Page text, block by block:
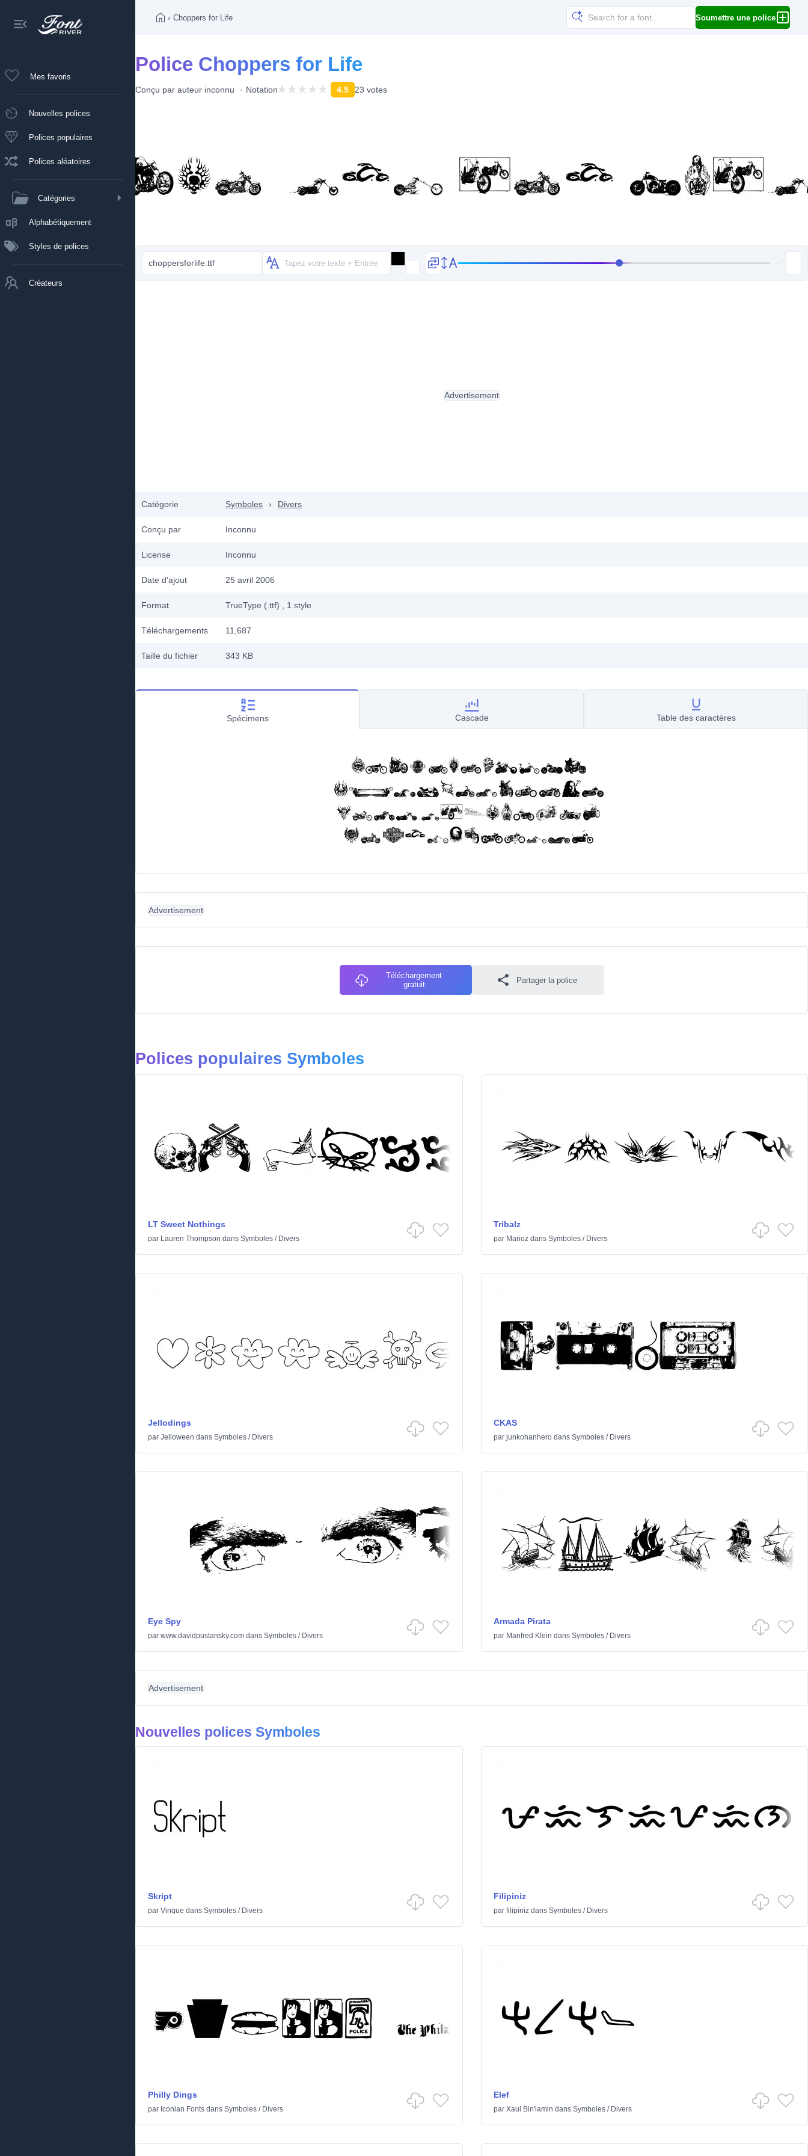
Mes favoris
Nouvelles polices
Polices populaires
Polices aléatoires
Catégories
Alphabétiquement
Styles de polices
Créateurs
› Choppers for Life Soumettre une police
Police Choppers for Life
Conçu par auteur inconnu Notation 4.5 23 votes
choppersforlife.ttf
Catégorie Symboles › Divers
Conçu par Inconnu
License Inconnu
Date d'ajout 25 avril 2006
Format TrueType (.ttf) , 1 style
Téléchargements 11,687
Taille du fichier 343 KB
Advertisement
Spécimens Cascade Table des caractères
Advertisement
Téléchargement
gratuit
Partager la police
Polices populaires Symboles
LT Sweet Nothings
par Lauren Thompson dans Symboles / Divers
Tribalz
par Mariozdans Symboles/ Divers
Jellodings
par Jelloween dans Symboles / Divers
CKAS
par junkohanherodans Symboles/ Divers
Eye Spy
par www.davidpustansky.com dans Symboles / Divers
Armada Pirata
par Manfred Klein dans Symboles/ Divers
Advertisement
Nouvelles polices Symboles
Skript
par Vinque dans Symboles / Divers
Filipiniz
par filipinizdans Symboles/ Divers
Philly Dings
par Iconian Fonts dans Symboles / Divers
Elef
par Xaul Bin'iamin dans Symboles/ Divers